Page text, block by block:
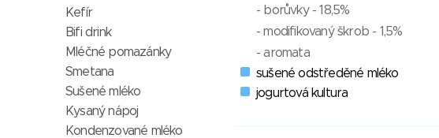
- borůvky - 18,5%
- modifikovaný škrob - 1,5%
- aromata
sušené odstředěné mléko
jogurtová kultura
Kefír
Bifi drink
Mléčné pomazánky
Smetana
Sušené mléko
Kysaný nápoj
Kondenzované mléko